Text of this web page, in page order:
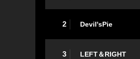
2 Devil'sPie
3 LEFT＆RIGHT